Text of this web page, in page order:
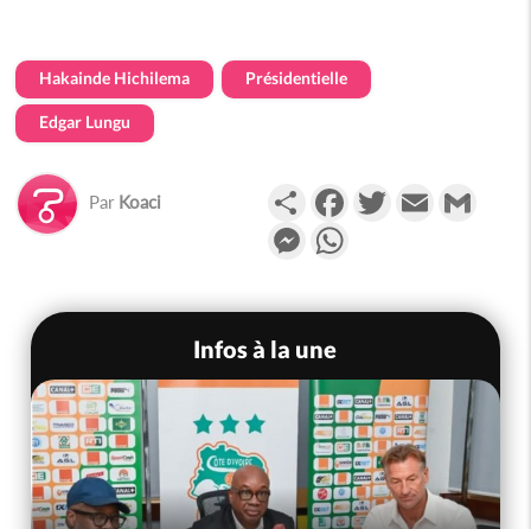
Hakainde Hichilema Présidentielle
Edgar Lungu
Par Koaci PartagerFacebookTwitterEmail
Messenger
Infos à la une